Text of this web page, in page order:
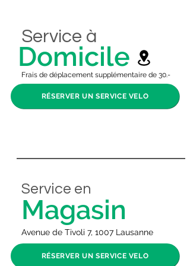
Service à
Domicile
Frais de déplacement supplémentaire de 30.-
RÉSERVER UN SERVICE VELO
Service en
Magasin
Avenue de Tivoli 7, 1007 Lausanne
RÉSERVER UN SERVICE VELO